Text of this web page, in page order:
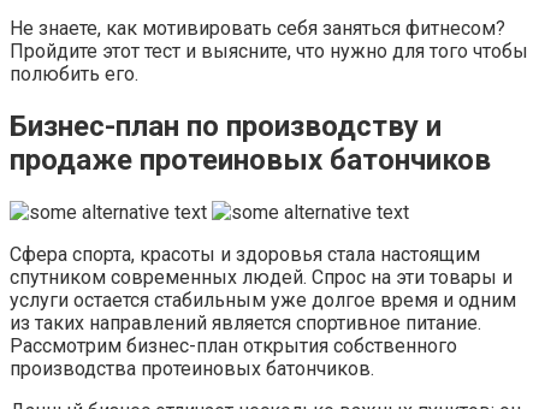
Не знаете, как мотивировать себя заняться фитнесом?
Пройдите этот тест и выясните, что нужно для того чтобы
полюбить его.
Бизнес-план по производству и
продаже протеиновых батончиков
Сфера спорта, красоты и здоровья стала настоящим
спутником современных людей. Спрос на эти товары и
услуги остается стабильным уже долгое время и одним
из таких направлений является спортивное питание.
Рассмотрим бизнес-план открытия собственного
производства протеиновых батончиков.